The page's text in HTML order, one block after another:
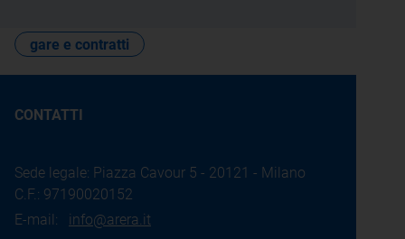
gare e contratti
CONTATTI
Sede legale: Piazza Cavour 5 - 20121 - Milano
C.F.: 97190020152
E-mail: info@arera.it